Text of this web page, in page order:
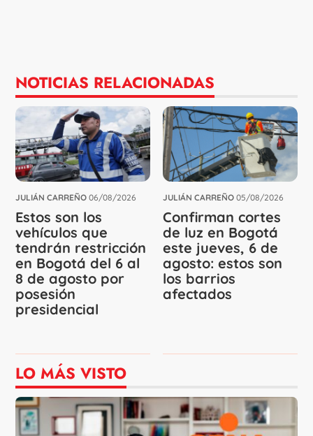
NOTICIAS RELACIONADAS
JULIÁN CARREÑO 06/08/2026
Estos son los
vehículos que
tendrán restricción
en Bogotá del 6 al
8 de agosto por
posesión
presidencial
JULIÁN CARREÑO 05/08/2026
Confirman cortes
de luz en Bogotá
este jueves, 6 de
agosto: estos son
los barrios
afectados
LO MÁS VISTO